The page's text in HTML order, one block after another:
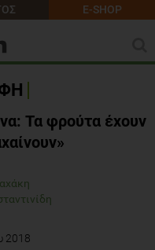
E-SHOP
Τα φρούτα έχουν
2018